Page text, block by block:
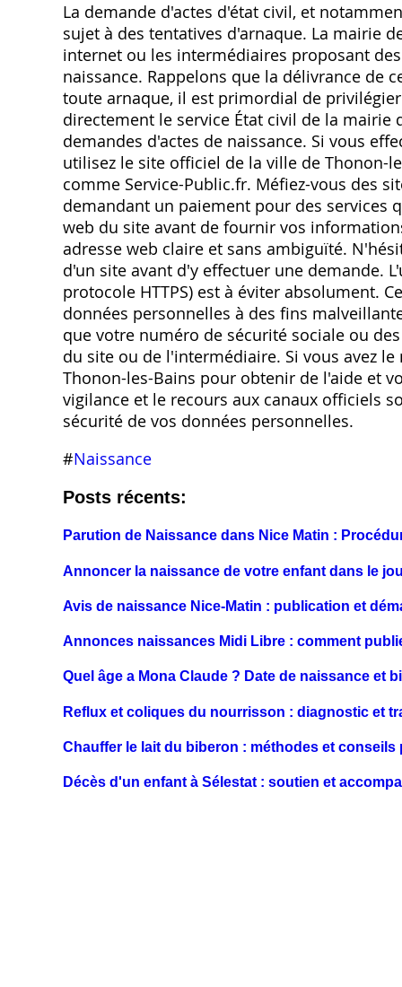
La demande d'actes d'état civil, et
sujet à des tentatives d'arnaque. La mairie
internet ou les intermédiaires proposant
naissance. Rappelons que la délivrance de
toute arnaque, il est primordial de
directement le service État civil de la mairie
demandes d'actes de naissance. Si vous
utilisez le site officiel de la ville de Thonon-
comme Service-Public.fr. Méfiez-vous des
demandant un paiement pour des services
web du site avant de fournir vos
adresse web claire et sans ambiguïté.
d'un site avant d'y effectuer une demande.
protocole HTTPS) est à éviter absolument.
données personnelles à des fins
que votre numéro de sécurité sociale ou
du site ou de l'intermédiaire. Si vous avez
Thonon-les-Bains pour obtenir de l'aide et
vigilance et le recours aux canaux officiels
sécurité de vos données personnelles.
#Naissance
Posts récents:
Parution de Naissance dans Nice Matin :
Annoncer la naissance de votre enfant dans le
Avis de naissance Nice-Matin : publication et
Annonces naissances Midi Libre : comment
Quel âge a Mona Claude ? Date de naissance et
Reflux et coliques du nourrisson : diagnostic et
Chauffer le lait du biberon : méthodes et conseils
Décès d'un enfant à Sélestat : soutien et